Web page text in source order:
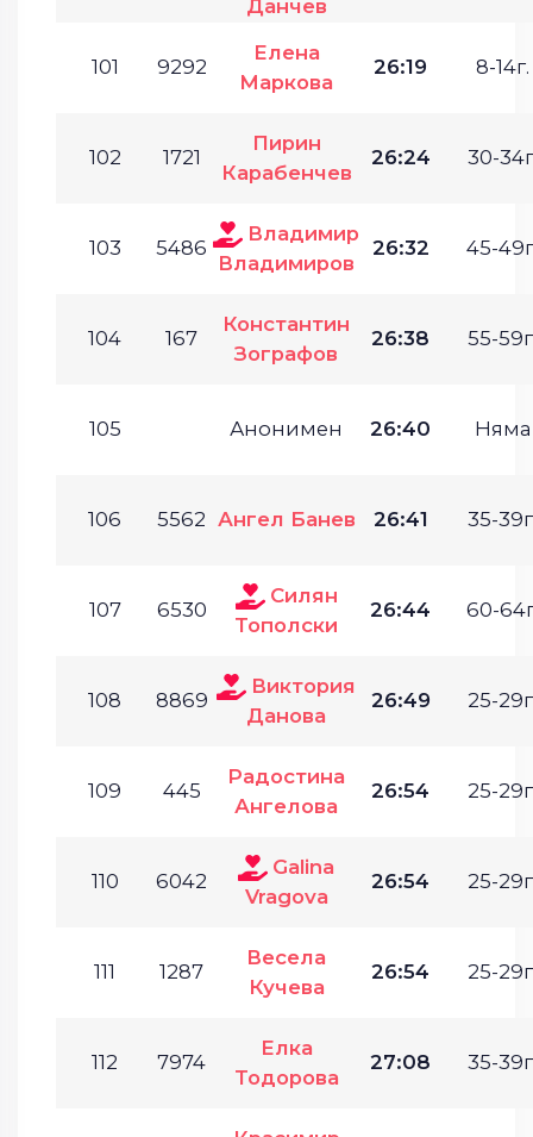
Данчев
101 9292
Елена
Маркова
26:19 8-14г.
102 1721
Пирин
Карабенчев
26:24 30-
103 5486
Владимир
Владимиров
26:32 45-
104 167
Константин
Зографов
26:38 55-
105 Анонимен 26:40 Няма
106 5562 Ангел Банев 26:41 35-
107 6530
Силян
Тополски
26:44 60-
108 8869
Виктория
Данова
26:49 25-
109 445
Радостина
Ангелова
26:54 25-
110 6042
Galina
Vragova
26:54 25-
111 1287
Весела
Кучева
26:54 25-
112 7974
Елка
Тодорова
27:08 35-